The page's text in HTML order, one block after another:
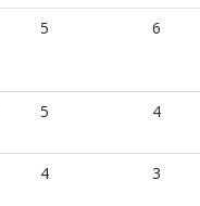
5 6
5 4
4 3